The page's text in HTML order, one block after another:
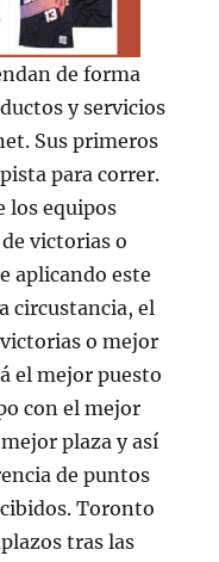
de forma
y servicios
Sus primeros
para correr.
los equipos
victorias o
aplicando este
circustancia, el
o mejor
el mejor puesto
con el mejor
plaza y así
de puntos
Toronto
tras las